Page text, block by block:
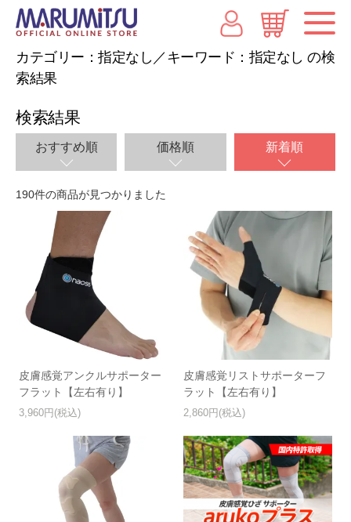
カテゴリー：指定なし／キーワード：指定なし の検
索結果
検索結果
おすすめ順 価格順 新着順
190件の商品が見つかりました
皮膚感覚アンクルサポーター
フラット【左右有り】
3,960円(税込)
皮膚感覚リストサポーターフ
ラット【左右有り】
2,860円(税込)